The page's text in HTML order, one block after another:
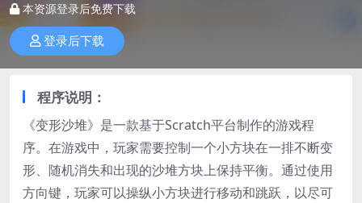
本资源登录后免费下载
登录后下载
程序说明：
《变形沙堆》是一款基于Scratch平台制作的游戏程
序。在游戏中，玩家需要控制一个小方块在一排不断变
形、随机消失和出现的沙堆方块上保持平衡。通过使用
方向键，玩家可以操纵小方块进行移动和跳跃，以尽可